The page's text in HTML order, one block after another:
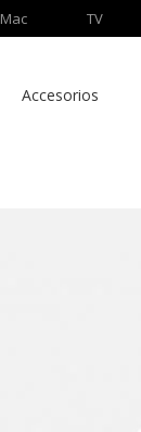
Mac TV
Accesorios